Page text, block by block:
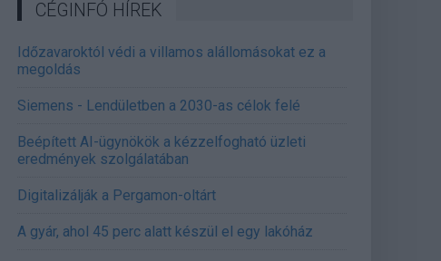
CÉGINFÓ HÍREK
Időzavaroktól védi a villamos alállomásokat ez a
megoldás
Siemens - Lendületben a 2030-as célok felé
Beépített AI-ügynökök a kézzelfogható üzleti
eredmények szolgálatában
Digitalizálják a Pergamon-oltárt
A gyár, ahol 45 perc alatt készül el egy lakóház